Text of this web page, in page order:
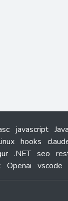
javascript
hooks
.NET seo
Openai vscode